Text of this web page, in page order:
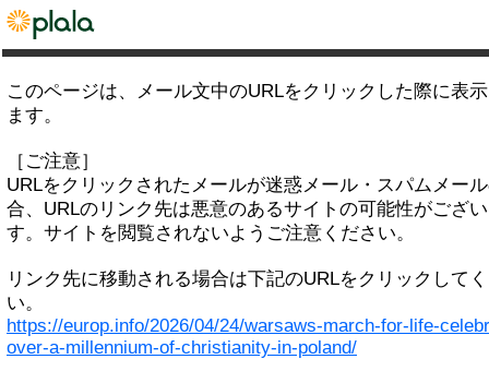
このページは、メール文中のURLをクリックした際に表
ます。
［ご注意］
URLをクリックされたメールが迷惑メール・スパムメー
合、URLのリンク先は悪意のあるサイトの可能性がござ
す。サイトを閲覧されないようご注意ください。
リンク先に移動される場合は下記のURLをクリックして
い。
https://europ.info/2026/04/24/warsaws-march-for-life-
over-a-millennium-of-christianity-in-poland/